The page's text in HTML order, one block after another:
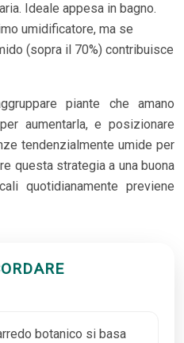
Ideale appesa in bagno.
umidificatore, ma se
(sopra il 70%) contribuisce
piante che amano
aumentarla, e posizionare
tendenzialmente umide per
questa strategia a una buona
quotidianamente previene
botanico si basa